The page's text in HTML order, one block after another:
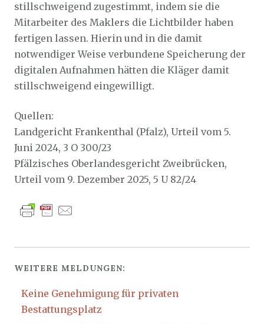
stillschweigend zugestimmt, indem sie die
Mitarbeiter des Maklers die Lichtbilder haben
fertigen lassen. Hierin und in die damit
notwendiger Weise verbundene Speicherung der
digitalen Aufnahmen hätten die Kläger damit
stillschweigend eingewilligt.
Quellen:
Landgericht Frankenthal (Pfalz), Urteil vom 5.
Juni 2024, 3 O 300/23
Pfälzisches Oberlandesgericht Zweibrücken,
Urteil vom 9. Dezember 2025, 5 U 82/24
WEITERE MELDUNGEN:
Keine Genehmigung für privaten
Bestattungsplatz